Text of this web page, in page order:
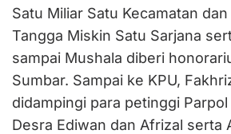
Satu Miliar Satu Kecamatan
Tangga Miskin Satu Sarjana
sampai Mushala diberi
Sumbar. Sampai ke KPU,
didampingi para petinggi
Desra Ediwan dan Afrizal serta